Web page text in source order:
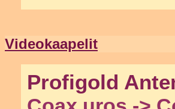
Videokaapelit
Profigold